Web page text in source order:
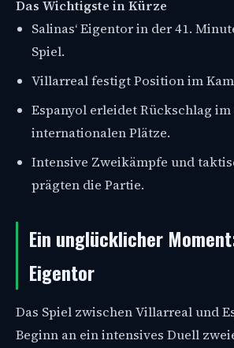
Das Wichtigste in Kürze
Salinas‘ Eigentor in der 41.
Spiel.
Villarreal festigt Position im
Espanyol erleidet Rückschlag
internationalen Plätze.
Intensive Zweikämpfe und
prägten die Partie.
Ein unglücklicher
Eigentor
Das Spiel zwischen Villarreal und
Beginn an ein intensives Duell